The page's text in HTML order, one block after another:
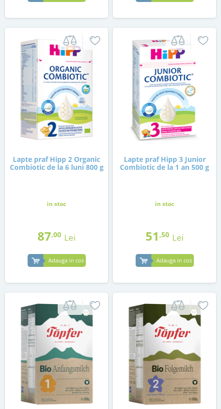
Lapte praf Hipp 2 Organic
Combiotic de la 6 luni 800 g
in stoc
87,00 Lei
Adauga in cos
Lapte praf Hipp 3 Junior
Combiotic de la 1 an 500 g
in stoc
51 ,50 Lei
Adauga in cos